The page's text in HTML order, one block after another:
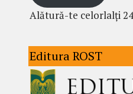
Alătură-te celorlalți
Editura ROST